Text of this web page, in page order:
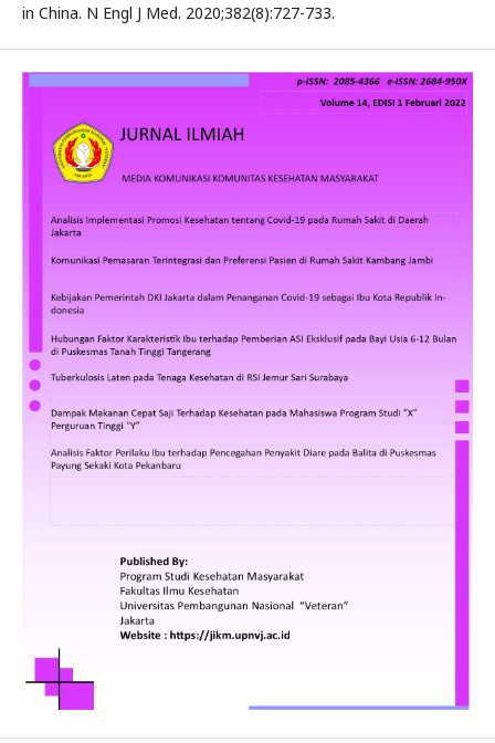
in China. N Engl J Med. 2020;382(8):727-733.